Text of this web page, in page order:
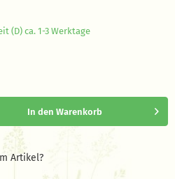
(D) ca. 1-3 Werktage
In den Warenkorb
Artikel?